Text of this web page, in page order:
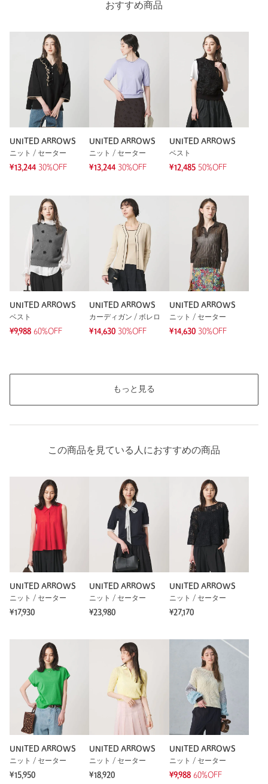
身長：155cm
普段の着用サイズ：
5人が参考になったと回答
参考になった
※レビューは、個人の主観による感想・体感によるもので、商品の効果や性
能を保証するものではありません。
もっと見る
おすすめ商品
UNITED ARROWS
ニット / セーター
¥13,244 30%OFF
UNITED ARROWS
ニット / セーター
¥13,244 30%OFF
UNITED ARROWS
ベスト
¥12,485 50%OFF
UNITED ARROWS
ベスト
¥9,988 60%OFF
UNITED ARROWS
カーディガン / ボレロ
¥14,630 30%OFF
UNITED ARROWS
ニット / セーター
¥14,630 30%OFF
もっと見る
この商品を見ている人におすすめの商品
UNITED ARROWS
ニット / セーター
¥17,930
UNITED ARROWS
ニット / セーター
¥23,980
UNITED ARROWS
ニット / セーター
¥27,170
UNITED ARROWS
ニット / セーター
¥15,950
UNITED ARROWS
ニット / セーター
¥18,920
UNITED ARROWS
ニット / セーター
¥9,988 60%OFF